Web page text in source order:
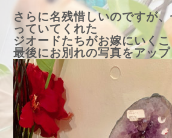
さらに名残惜しいのですが
っていてくれた
ジオードたちがお嫁にいく
最後にお別れの写真をアッ